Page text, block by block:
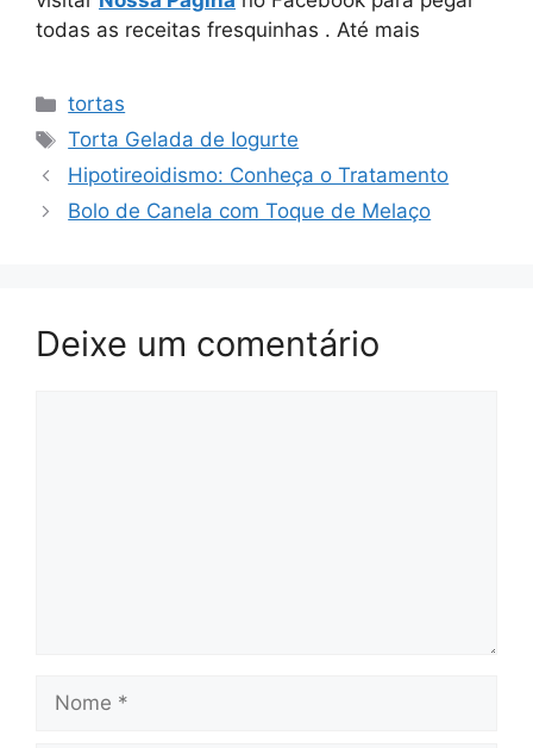
todas as receitas fresquinhas . Até mais
Categorias
tortas
Tags
Torta Gelada de Iogurte
Hipotireoidismo: Conheça o Tratamento
Bolo de Canela com Toque de Melaço
Deixe um comentário
Nome